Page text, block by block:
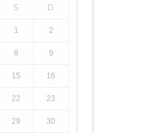
S D
1 2
8 9
15 16
22 23
29 30